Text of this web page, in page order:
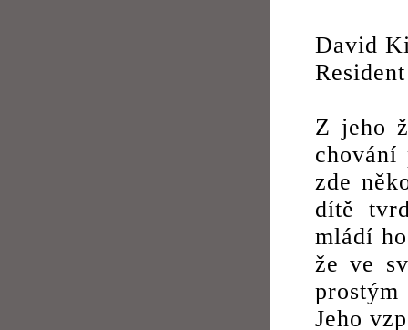
David
Z jeho
zde
dítě
mládí
že ve
Jeho